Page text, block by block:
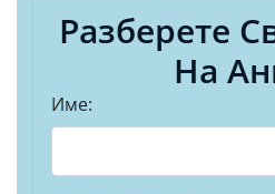
Разберете
На
Име: